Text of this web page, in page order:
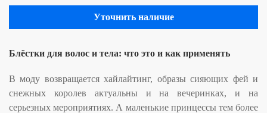
Уточнить наличие
Блёстки для волос и тела: что это и как применять
В моду возвращается хайлайтинг, образы сияющих фей и
снежных королев актуальны и на вечеринках, и на
серьезных мероприятиях. А маленькие принцессы тем более